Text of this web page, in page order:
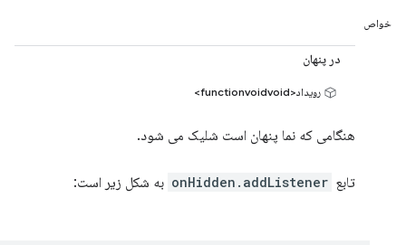
خواص
در پنهان
رویداد<functionvoidvoid>
هنگامی که نما پنهان است شلیک می شود.
تابع onHidden.addListener به شکل زیر است: